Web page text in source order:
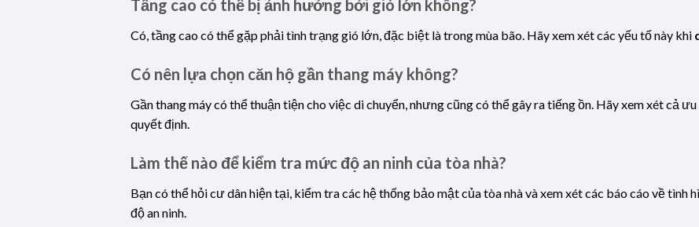
Tầng cao có thể bị ảnh hưởng bởi gió lớn không?
Có, tầng cao có thể gặp phải tình trạng gió lớn, đặc biệt là trong mùa bão. Hãy xem xét các yếu tố này khi
Có nên lựa chọn căn hộ gần thang máy không?
Gần thang máy có thể thuận tiện cho việc di chuyển, nhưng cũng có thể gây ra tiếng ồn. Hãy xem xét cả
quyết định.
Làm thế nào để kiểm tra mức độ an ninh của tòa nhà?
Bạn có thể hỏi cư dân hiện tại, kiểm tra các hệ thống bảo mật của tòa nhà và xem xét các báo cáo về tình
độ an ninh.